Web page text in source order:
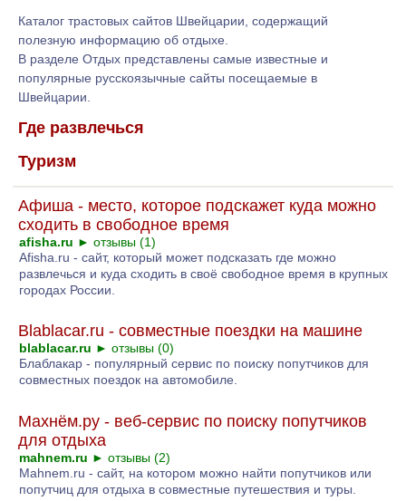
Каталог трастовых сайтов Швейцарии, содержащий
полезную информацию об отдыхе.
В разделе Отдых представлены самые известные и
популярные русскоязычные сайты посещаемые в
Швейцарии.
Где развлечься
Туризм
Афиша - место, которое подскажет куда можно
сходить в свободное время
afisha.ru ► отзывы (1)
Afisha.ru - сайт, который может подсказать где можно
развлечься и куда сходить в своё свободное время в крупных
городах России.
Blablacar.ru - совместные поездки на машине
blablacar.ru ► отзывы (0)
Блаблакар - популярный сервис по поиску попутчиков для
совместных поездок на автомобиле.
Махнём.ру - веб-сервис по поиску попутчиков
для отдыха
mahnem.ru ► отзывы (2)
Mahnem.ru - сайт, на котором можно найти попутчиков или
попутчиц для отдыха в совместные путешествия и туры.